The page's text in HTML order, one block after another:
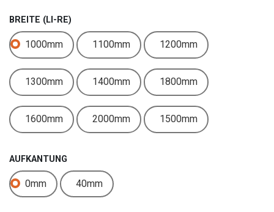
BREITE (LI-RE)
1000mm 1100mm 1200mm
1300mm 1400mm 1800mm
1600mm 2000mm 1500mm
AUFKANTUNG
0mm 40mm